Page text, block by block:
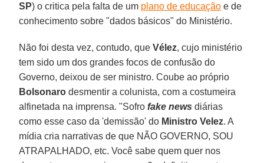
SP) o critica pela falta de um plano de educação e de
conhecimento sobre "dados básicos" do Ministério.
Não foi desta vez, contudo, queVélez, cujo ministério
tem sido um dos grandes focos de confusão do
Governo, deixou de ser ministro. Coube ao próprio
Bolsonaro desmentir a colunista, com a costumeira
alfinetada na imprensa. "Sofrofake news diárias
como esse caso da 'demissão' do Ministro Velez. A
mídia cria narrativas de que NÃO GOVERNO, SOU
ATRAPALHADO, etc. Você sabe quem quer nos